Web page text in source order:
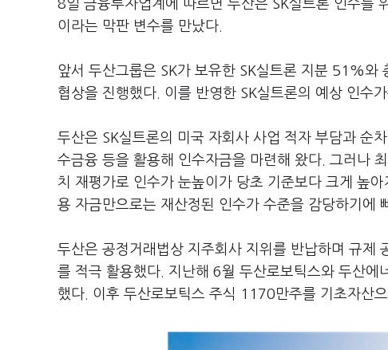
8일 금융투자업계에 따르면 두산은 SK실트론 인수를
이라는 막판 변수를 만났다.
앞서 두산그룹은 SK가 보유한 SK실트론 지분 51%
협상을 진행했다. 이를 반영한 SK실트론의 예상 인수
두산은 SK실트론의 미국 자회사 사업 적자 부담과 순
수금융 등을 활용해 인수자금을 마련해 왔다. 그러나
치 재평가로 인수가 눈높이가 당초 기준보다 크게 높
용 자금만으로는 재산정된 인수가 수준을 감당하기에
두산은 공정거래법상 지주회사 지위를 반납하며 규제
를 적극 활용했다. 지난해 6월 두산로보틱스와 두산
했다. 이후 두산로보틱스 주식 1170만주를 기초자산